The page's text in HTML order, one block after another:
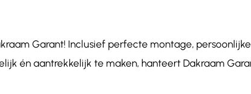
Garant! Inclusief perfecte montage,
én aantrekkelijk te maken, hanteert Dakraam